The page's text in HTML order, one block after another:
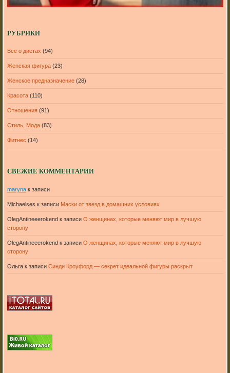
РУБРИКИ
Все о диетах (94)
Женская фигура(23)
Женское предназначение(28)
Красота(110)
Отношения(91)
Стиль, Мода(83)
Фитнес (14)
СВЕЖИЕ КОММЕНТАРИИ
marynaк записи
Michaelses к записи Маски от звезд в домашних условиях
OlegAntineeerokendк записи О женщинах, которые меняют мир в лучшую
сторону
OlegAntineeerokendк записи О женщинах, которые меняют мир в лучшую
сторону
Ольгак записи Синди Кроуфорд — секрет идеальной фигуры раскрыт